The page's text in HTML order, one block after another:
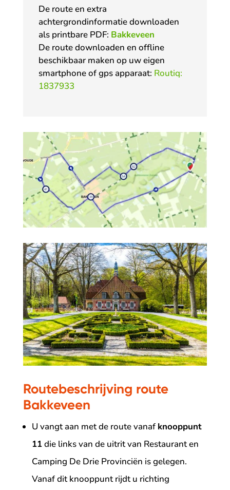
De route en extra
achtergrondinformatie downloaden
als printbare PDF: Bakkeveen
De route downloaden en offline
beschikbaar maken op uw eigen
smartphone of gps apparaat: Routiq:
1837933
Routebeschrijving route
Bakkeveen
U vangt aan met de route vanaf knooppunt
11die links van de uitrit van Restaurant en
Camping De Drie Provinciën is gelegen.
Vanaf dit knooppunt rijdt u richting